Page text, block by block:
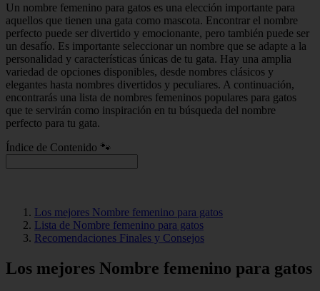
Un nombre femenino para gatos es una elección importante para
aquellos que tienen una gata como mascota. Encontrar el nombre
perfecto puede ser divertido y emocionante, pero también puede ser
un desafío. Es importante seleccionar un nombre que se adapte a la
personalidad y características únicas de tu gata. Hay una amplia
variedad de opciones disponibles, desde nombres clásicos y
elegantes hasta nombres divertidos y peculiares. A continuación,
encontrarás una lista de nombres femeninos populares para gatos
que te servirán como inspiración en tu búsqueda del nombre
perfecto para tu gata.
Índice de Contenido 🐾
Los mejores Nombre femenino para gatos
Lista de Nombre femenino para gatos
Recomendaciones Finales y Consejos
Los mejores Nombre femenino para gatos